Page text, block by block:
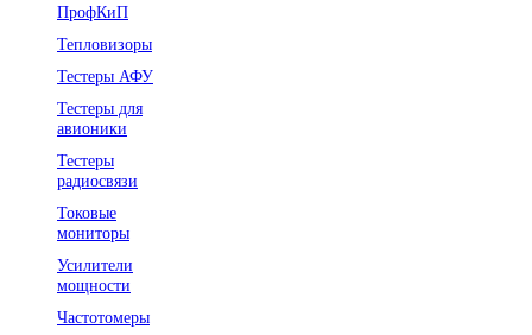
ПрофКиП
Тепловизоры
Тестеры АФУ
Тестеры для
авионики
Тестеры
радиосвязи
Токовые
мониторы
Усилители
мощности
Частотомеры